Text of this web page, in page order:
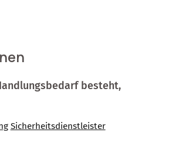
besteht,
Sicherheitsdienstleister